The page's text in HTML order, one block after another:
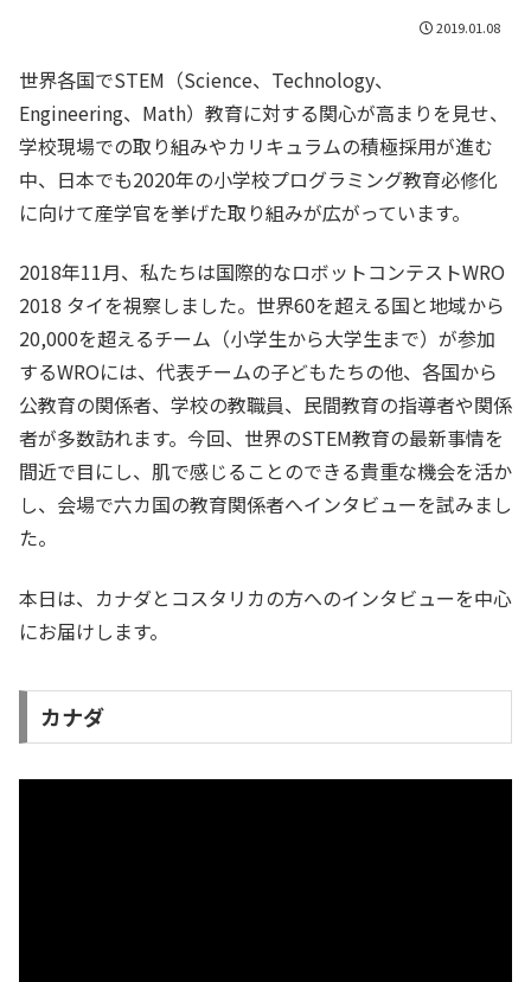
2019.01.08
世界各国でSTEM（Science、Technology、
Engineering、Math）教育に対する関心が高まりを見せ、
学校現場での取り組みやカリキュラムの積極採用が進む
中、日本でも2020年の小学校プログラミング教育必修化
に向けて産学官を挙げた取り組みが広がっています。
2018年11月、私たちは国際的なロボットコンテストWRO
2018 タイを視察しました。世界60を超える国と地域から
20,000を超えるチーム（小学生から大学生まで）が参加
するWROには、代表チームの子どもたちの他、各国から
公教育の関係者、学校の教職員、民間教育の指導者や関係
者が多数訪れます。今回、世界のSTEM教育の最新事情を
間近で目にし、肌で感じることのできる貴重な機会を活か
し、会場で六カ国の教育関係者へインタビューを試みまし
た。
本日は、カナダとコスタリカの方へのインタビューを中心
にお届けします。
カナダ